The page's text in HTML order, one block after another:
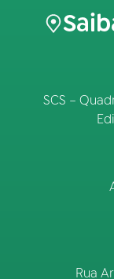
SCS –
Rua